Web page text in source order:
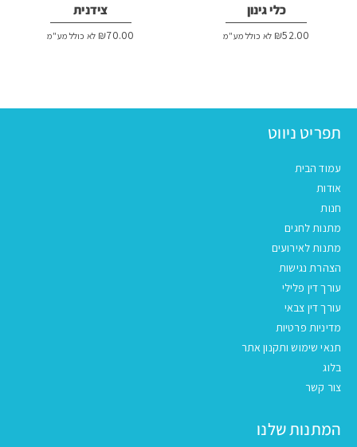
כלי גינון
₪52.00 לא כולל מע"מ
צידנית
₪70.00 לא כולל מע"מ
תפריט ניווט
עמוד הבית
אודות
חנות
מתנות לחגים
מתנות לאירועים
הצהרת נגישות
עורך דין פלילי
עורך דין צבאי
מדיניות פרטיות
תנאי שימוש ותקנון אתר
בלוג
צור קשר
המתנות שלנו